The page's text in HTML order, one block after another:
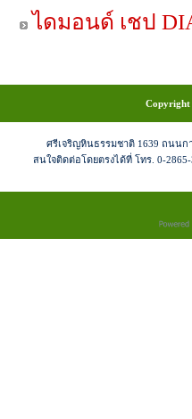
ไดมอนด์ เชป
Copyright
ศรีเจริญหินธรรมชาติ 1639 ถนนก
สนใจติดต่อโดยตรงได้ที่ โทร. 0-2865-